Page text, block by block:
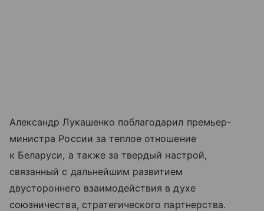
Александр Лукашенко поблагодарил премьер-
министра России за теплое отношение
к Беларуси, а также за твердый настрой,
связанный с дальнейшим развитием
двустороннего взаимодействия в духе
союзничества, стратегического партнерства.